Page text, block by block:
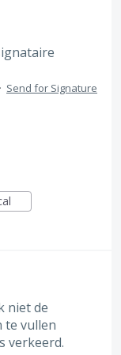
· Send for Signature
niet de
te vullen
verkeerd.